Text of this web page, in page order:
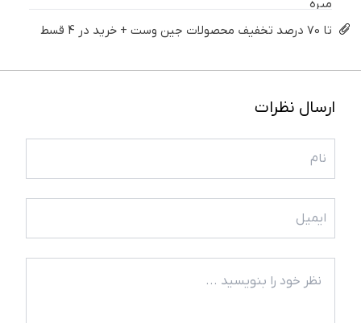
میره
تا 70 درصد تخفیف محصولات جین وست + خرید در 4 قسط
ارسال نظرات